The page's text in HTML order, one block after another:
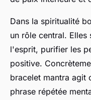
Dans la spiritualité
un rôle central.
l'esprit, purifier les
positive.
bracelet mantra agit
phrase répétée